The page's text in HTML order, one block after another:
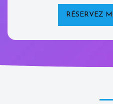
RÉSERVEZ